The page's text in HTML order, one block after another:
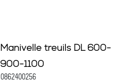
Manivelle treuils DL 600-
900-1100
0862400256